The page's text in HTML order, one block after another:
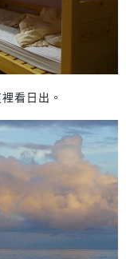
看日出。